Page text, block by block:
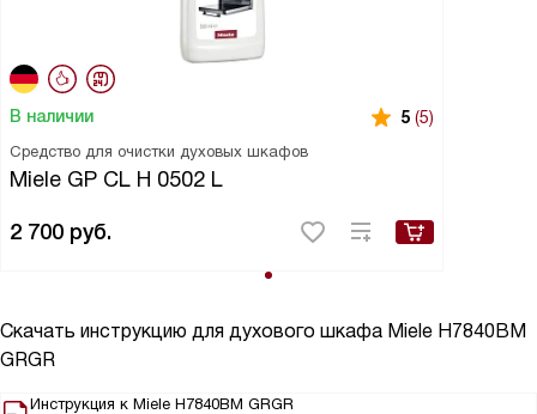
В наличии 5 (5)
Средство для очистки духовых шкафов
Miele GP CL H 0502 L
2 700 руб.
Скачать инструкцию для духового шкафа Miele H7840BM
GRGR
Инструкция к Miele H7840BM GRGR